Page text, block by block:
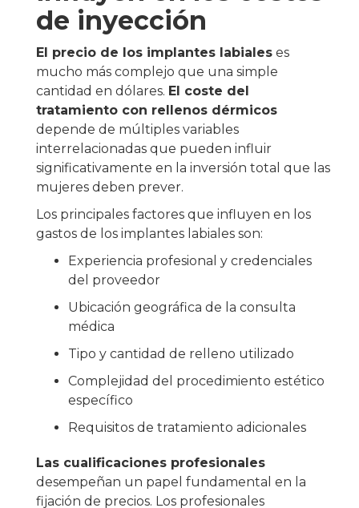
de inyección
El precio de los implantes labiales es
mucho más complejo que una simple
cantidad en dólares. El coste del
tratamiento con rellenos dérmicos
depende de múltiples variables
interrelacionadas que pueden influir
significativamente en la inversión total que las
mujeres deben prever.
Los principales factores que influyen en los
gastos de los implantes labiales son:
Experiencia profesional y credenciales
del proveedor
Ubicación geográfica de la consulta
médica
Tipo y cantidad de relleno utilizado
Complejidad del procedimiento estético
específico
Requisitos de tratamiento adicionales
Las cualificaciones profesionales
desempeñan un papel fundamental en la
fijación de precios. Los profesionales